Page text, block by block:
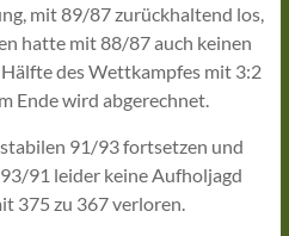
mit 89/87 zurückhaltend los,
hatte mit 88/87 auch keinen
des Wettkampfes mit 3:2
Ende wird abgerechnet.
91/93 fortsetzen und
91 leider keine Aufholjagd
375 zu 367 verloren.